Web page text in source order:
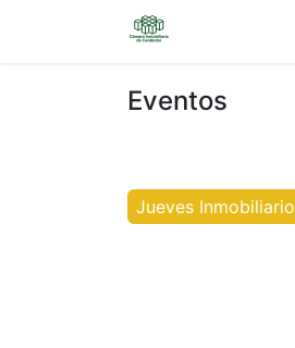
Eventos
Jueves Inmobiliario